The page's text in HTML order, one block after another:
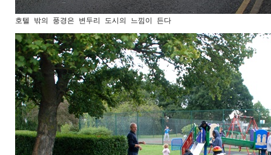
호텔 밖의 풍경은 변두리 도시의 느낌이 든다